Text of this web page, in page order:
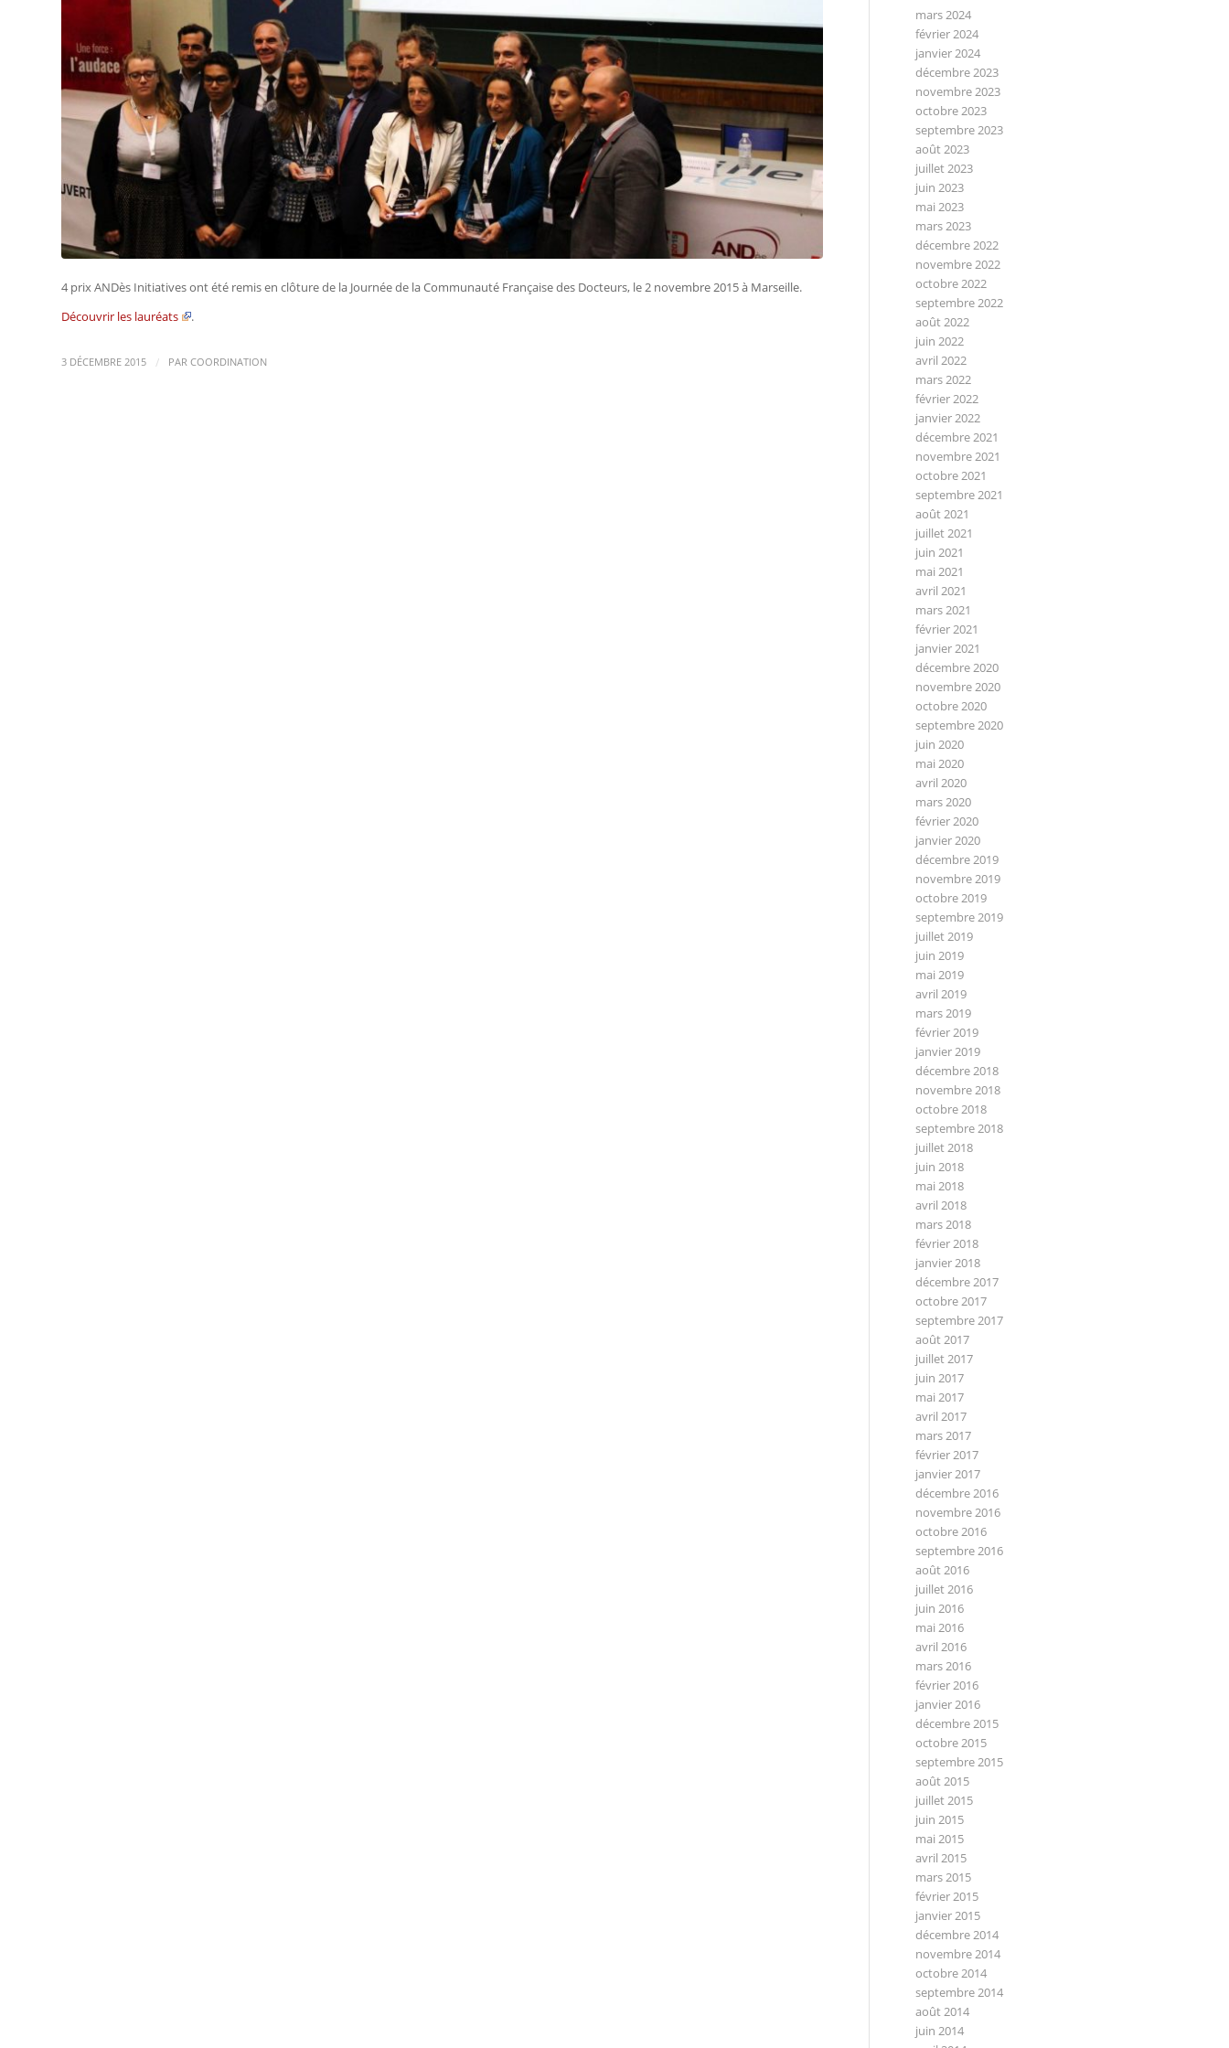
4 prix ANDès Initiatives ont été remis en clôture de la Journée de la Communauté Française des Docteurs, le 2 novembre 2015 à Marseille.
Découvrir les lauréats
.
3 DÉCEMBRE 2015 / PAR COORDINATION
mars 2024
février 2024
janvier 2024
décembre 2023
novembre 2023
octobre 2023
septembre 2023
août 2023
juillet 2023
juin 2023
mai 2023
mars 2023
décembre 2022
novembre 2022
octobre 2022
septembre 2022
août 2022
juin 2022
avril 2022
mars 2022
février 2022
janvier 2022
décembre 2021
novembre 2021
octobre 2021
septembre 2021
août 2021
juillet 2021
juin 2021
mai 2021
avril 2021
mars 2021
février 2021
janvier 2021
décembre 2020
novembre 2020
octobre 2020
septembre 2020
juin 2020
mai 2020
avril 2020
mars 2020
février 2020
janvier 2020
décembre 2019
novembre 2019
octobre 2019
septembre 2019
juillet 2019
juin 2019
mai 2019
avril 2019
mars 2019
février 2019
janvier 2019
décembre 2018
novembre 2018
octobre 2018
septembre 2018
juillet 2018
juin 2018
mai 2018
avril 2018
mars 2018
février 2018
janvier 2018
décembre 2017
octobre 2017
septembre 2017
août 2017
juillet 2017
juin 2017
mai 2017
avril 2017
mars 2017
février 2017
janvier 2017
décembre 2016
novembre 2016
octobre 2016
septembre 2016
août 2016
juillet 2016
juin 2016
mai 2016
avril 2016
mars 2016
février 2016
janvier 2016
décembre 2015
octobre 2015
septembre 2015
août 2015
juillet 2015
juin 2015
mai 2015
avril 2015
mars 2015
février 2015
janvier 2015
décembre 2014
novembre 2014
octobre 2014
septembre 2014
août 2014
juin 2014